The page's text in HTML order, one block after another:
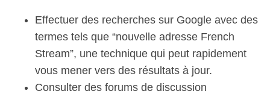
Effectuer des recherches sur Google avec des
termes tels que “nouvelle adresse French
Stream”, une technique qui peut rapidement
vous mener vers des résultats à jour.
Consulter des forums de discussion